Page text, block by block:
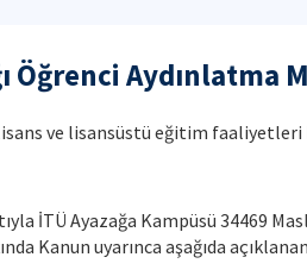
Öğrenci Aydınlatma
ve lisansüstü eğitim
İTÜ Ayazağa Kampüsü 34469
Kanun uyarınca aşağıda